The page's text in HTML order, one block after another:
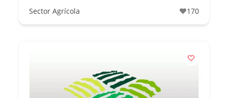
Sector Agrícola 170